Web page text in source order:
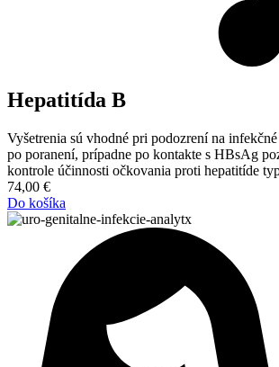
Hepatitída B
Vyšetrenia sú vhodné pri podozrení na
po poranení, prípadne po kontakte s HBsAg
kontrole účinnosti očkovania proti hepatitíde
74,00 €
Do košíka